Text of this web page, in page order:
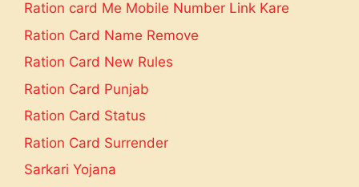
Ration card Me Mobile Number Link Kare
Ration Card Name Remove
Ration Card New Rules
Ration Card Punjab
Ration Card Status
Ration Card Surrender
Sarkari Yojana